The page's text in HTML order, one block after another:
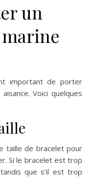
un
important de porter
Voici quelques
taille de bracelet pour
Si le bracelet est trop
que s’il est trop